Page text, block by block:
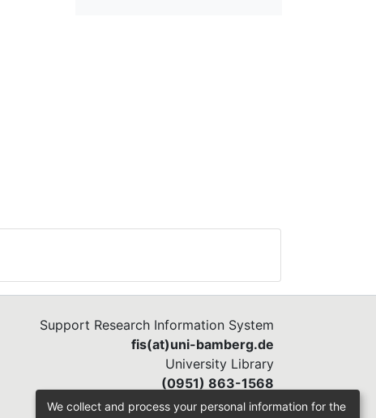
Support Research Information System
fis(at)uni-bamberg.de
University Library
(0951) 863-1568
We collect and process your personal information for the